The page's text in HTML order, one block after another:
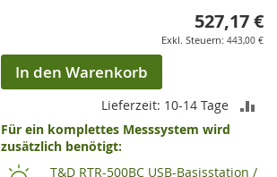
527,17 €
443,00 €
In den Warenkorb
Lieferzeit: 10-14 Tage
Für ein komplettes Messsystem wird
zusätzlich benötigt:
T&D RTR-500BC USB-Basisstation /